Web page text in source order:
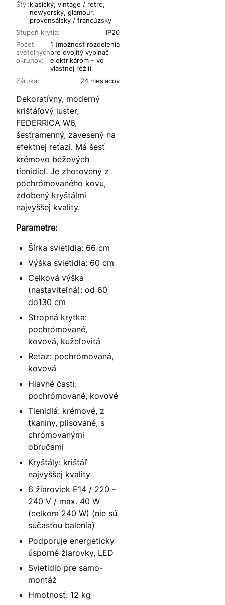
Stupeň krytia: IP20
Záruka: 24 mesiacov
Štýl:klasický, vintage / retro,
newyorský, glamour,
provensálsky / francúzsky
Počet
svetelných
okruhov:
1 (možnosť rozdelenia
pre dvojitý vypínač
elektrikárom – vo
vlastnej réžii)
Dekoratívny, moderný
krištáľový luster,
FEDERRICA W6,
šesťramenný, zavesený na
efektnej reťazi. Má šesť
krémovo béžových
tienidiel. Je zhotovený z
pochrómovaného kovu,
zdobený kryštálmi
najvyššej kvality.
Parametre:
Šírka svietidla: 66 cm
Výška svietidla: 60 cm
Celková výška
(nastaviteľná): od 60
do130 cm
Stropná krytka:
pochrómované,
kovová, kužeľovitá
Reťaz: pochrómovaná,
kovová
Hlavné časti:
pochrómované, kovové
Tienidlá: krémové, z
tkaniny, plisované, s
chrómovanými
obručami
Kryštály: krištáľ
najvyššej kvality
6 žiaroviek E14 / 220 -
240 V / max. 40 W
(celkom 240 W) (nie sú
súčasťou balenia)
Podporuje energeticky
úsporné žiarovky, LED
Svietidlo pre samo-
montáž
Hmotnosť: 12 kg